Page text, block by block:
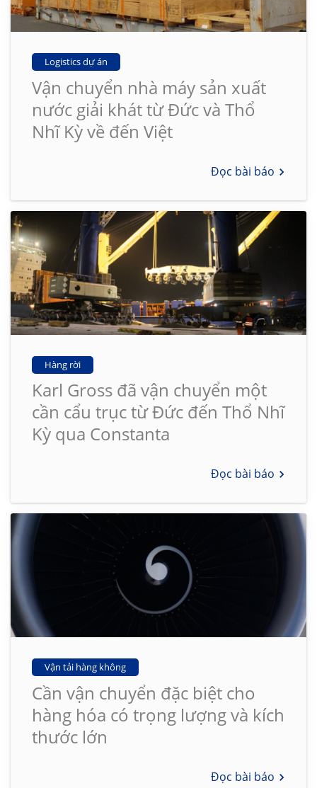
Logistics dự án
Vận chuyển nhà máy sản xuất
nước giải khát từ Đức và Thổ
Nhĩ Kỳ về đến Việt
Đọc bài báo
Hàng rời
Karl Gross đã vận chuyển một
cần cẩu trục từ Đức đến Thổ Nhĩ
Kỳ qua Constanta
Đọc bài báo
Vận tải hàng không
Cần vận chuyển đặc biệt cho
hàng hóa có trọng lượng và kích
thước lớn
Đọc bài báo